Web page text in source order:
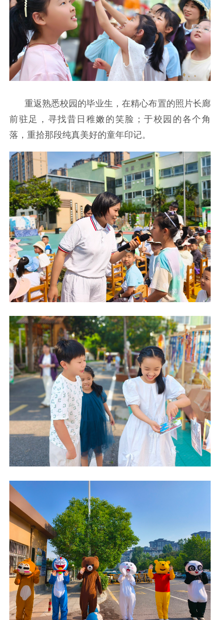
重返熟悉校园的毕业生，在精心布置的照片长廊
前驻足，寻找昔日稚嫩的笑脸；于校园的各个角
落，重拾那段纯真美好的童年印记。